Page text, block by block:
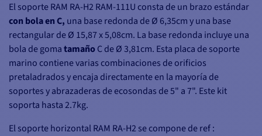
El soporte RAM RA-H2 RAM-111U consta de un brazo estándar
con bola en C, una base redonda de Ø 6,35cm y una base
rectangular de Ø 15,87 x 5,08cm. La base redonda incluye una
bola de gomatamañoC de Ø 3,81cm. Esta placa de soporte
marino contiene varias combinaciones de orificios
pretaladrados y encaja directamente en la mayoría de
soportes y abrazaderas de ecosondas de 5" a 7". Este kit
soporta hasta 2.7kg.
El soporte horizontal RAM RA-H2 se compone de ref :